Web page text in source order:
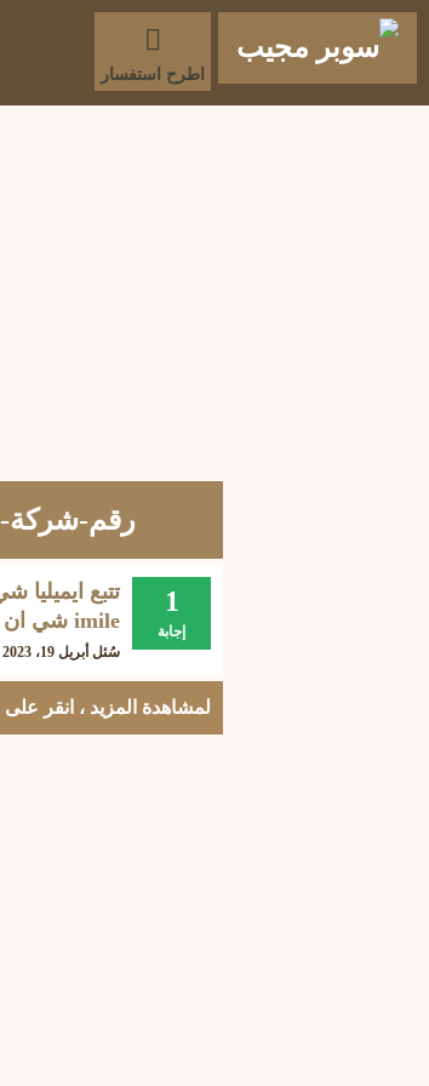
اطرح استفسار
رقم-شركة-imile-تتبع
1
إجابة
imile شي ان ؟ شركة ايميل للشحن ؟
سُئل أبريل 19، 2023
لمشاهدة المزيد ، انقر على